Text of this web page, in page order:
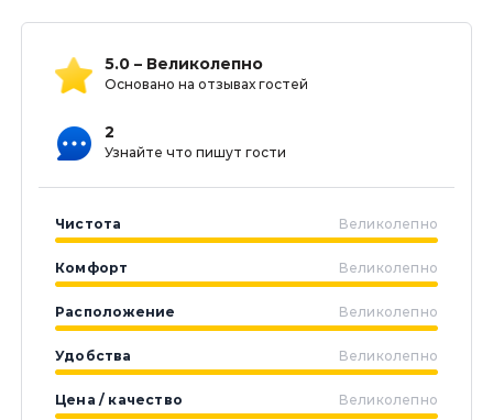
5.0 – Великолепно
Основано на отзывах гостей
2
Узнайте что пишут гости
Чистота Великолепно
Комфорт Великолепно
Расположение Великолепно
Удобства Великолепно
Цена / качество Великолепно